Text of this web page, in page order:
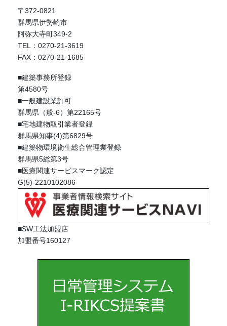
〒372-0821
群馬県伊勢崎市
阿弥大寺町349-2
TEL：0270-21-3619
FAX：0270-21-1685
■建築事務所登録
第4580号
■一般建設業許可
群馬県（般-6）第22165号
■宅地建物取引業者登録
群馬県知事(4)第6829号
■建築物環境衛生総合管理業登録
群馬県5総第3号
■医療関連サービスマーク認定
G(5)-2210102086
■SW工法加盟店
加盟番号160127